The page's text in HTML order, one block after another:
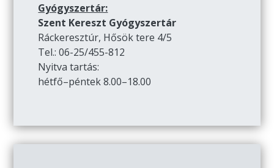
Gyógyszertár:
Szent Kereszt Gyógyszertár
Ráckeresztúr, Hősök tere 4/5
Tel.: 06-25/455-812
Nyitva tartás:
hétfő–péntek 8.00–18.00